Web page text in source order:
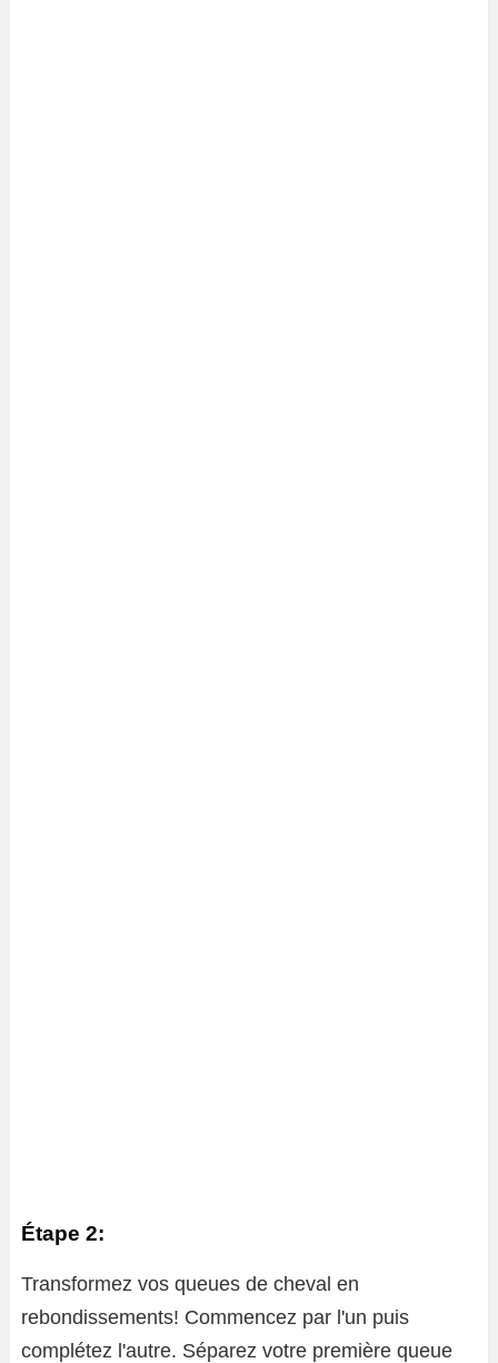
Étape 2:
Transformez vos queues de cheval en
rebondissements! Commencez par l'un puis
complétez l'autre. Séparez votre première queue